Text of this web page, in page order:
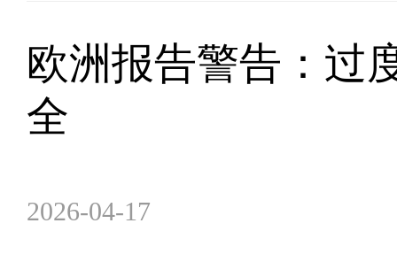
欧洲报告警告：过
全
2026-04-17